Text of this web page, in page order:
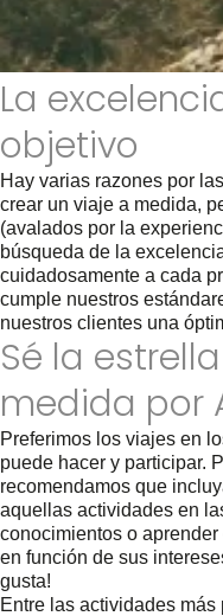
La
objetivo
Hay varias razones por
crear un viaje a medida,
(avalados por la
búsqueda de la
cuidadosamente a cada
cumple nuestros
nuestros clientes una
Sé la
medida por
Preferimos los viajes en
puede hacer y participar.
recomendamos que
aquellas actividades en
conocimientos o
en función de sus
gusta!
Entre las actividades